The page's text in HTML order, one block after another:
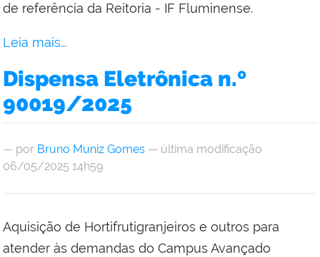
de referência da Reitoria - IF Fluminense.
Leia mais…
Dispensa Eletrônica n.º
90019/2025
— por Bruno Muniz Gomes — última modificação
06/05/2025 14h59
Aquisição de Hortifrutigranjeiros e outros para
atender às demandas do Campus Avançado